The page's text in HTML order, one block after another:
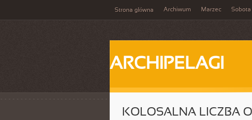
Strona główna Archiwum Marzec Sobota
ARCHIPELAGI
KOLOSALNA LICZBA